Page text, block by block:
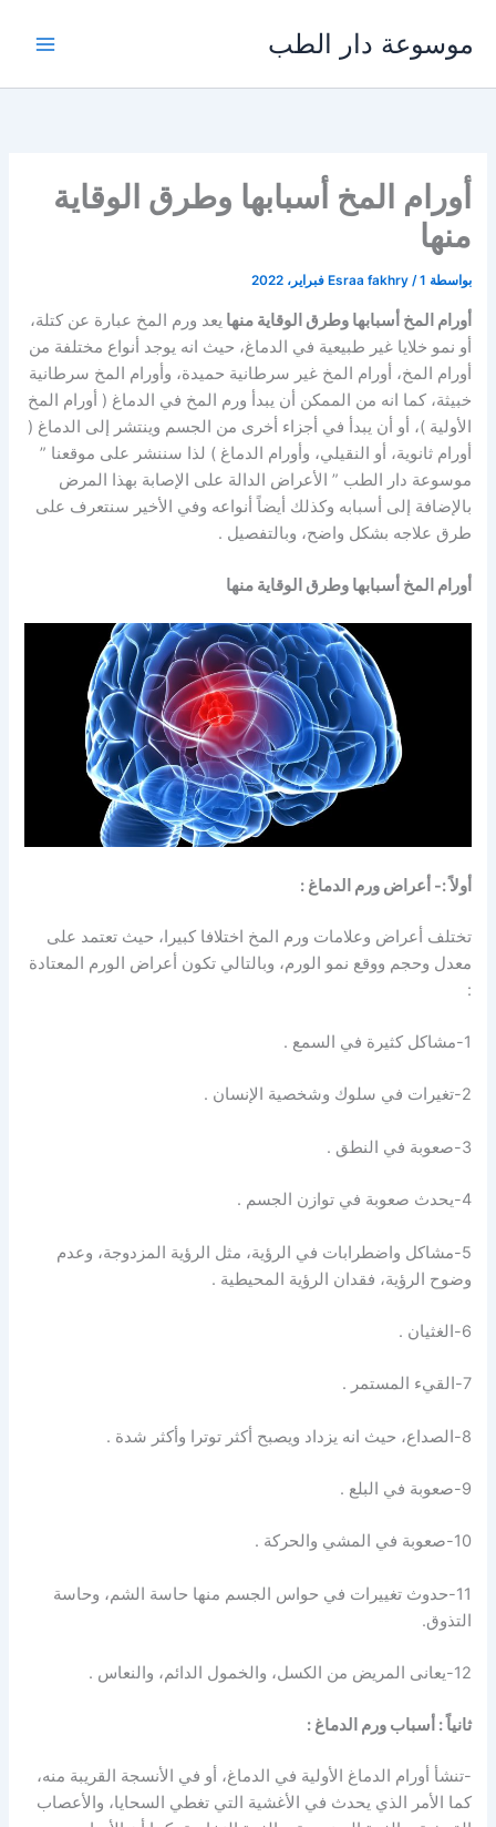
المحتوى
موسوعة دار الطب
أورام المخ أسبابها وطرق الوقاية
منها
بواسطة Esraa fakhry /1 فبراير، 2022
أورام المخ أسبابها وطرق الوقاية منها يعد ورم المخ عبارة عن كتلة،
أو نمو خلايا غير طبيعية في الدماغ، حيث انه يوجد أنواع مختلفة من
أورام المخ، أورام المخ غير سرطانية حميدة، وأورام المخ سرطانية
خبيثة، كما انه من الممكن أن يبدأ ورم المخ في الدماغ ( أورام المخ
الأولية )، أو أن يبدأ في أجزاء أخرى من الجسم وينتشر إلى الدماغ (
أورام ثانوية، أو النقيلي، وأورام الدماغ ) لذا سننشر على موقعنا ”
موسوعة دار الطب ” الأعراض الدالة على الإصابة بهذا المرض
بالإضافة إلى أسبابه وكذلك أيضاً أنواعه وفي الأخير سنتعرف على
طرق علاجه بشكل واضح، وبالتفصيل .
أورام المخ أسبابها وطرق الوقاية منها
أولاً :- أعراض ورم الدماغ :
تختلف أعراض وعلامات ورم المخ اختلافا كبيرا، حيث تعتمد على
معدل وحجم ووقع نمو الورم، وبالتالي تكون أعراض الورم المعتادة
:
1-مشاكل كثيرة في السمع .
2-تغيرات في سلوك وشخصية الإنسان .
3-صعوبة في النطق .
4-يحدث صعوبة في توازن الجسم .
5-مشاكل واضطرابات في الرؤية، مثل الرؤية المزدوجة، وعدم
وضوح الرؤية، فقدان الرؤية المحيطية .
6-الغثيان .
7-القيء المستمر .
8-الصداع، حيث انه يزداد ويصبح أكثر توترا وأكثر شدة .
9-صعوبة في البلع .
10-صعوبة في المشي والحركة .
11-حدوث تغييرات في حواس الجسم منها حاسة الشم، وحاسة
التذوق.
12-يعانى المريض من الكسل، والخمول الدائم، والنعاس .
ثانياً : أسباب ورم الدماغ :
-تنشأ أورام الدماغ الأولية في الدماغ، أو في الأنسجة القريبة منه،
كما الأمر الذي يحدث في الأغشية التي تغطي السحايا، والأعصاب